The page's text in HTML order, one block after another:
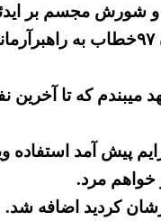
و شورش مجسم بر
میبندم که تا
پیش آمد
خواهم مرد.
کردید اضافه شد.